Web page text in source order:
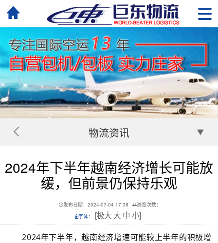
物流资讯
2024年下半年越南经济增长可能放
缓，但前景仍保持乐观
发布日期：2024-07-04 17:38
浏览次数：
字体：
[极大 大 中 小]
2024年下半年，越南经济增速可能较上半年的积极增